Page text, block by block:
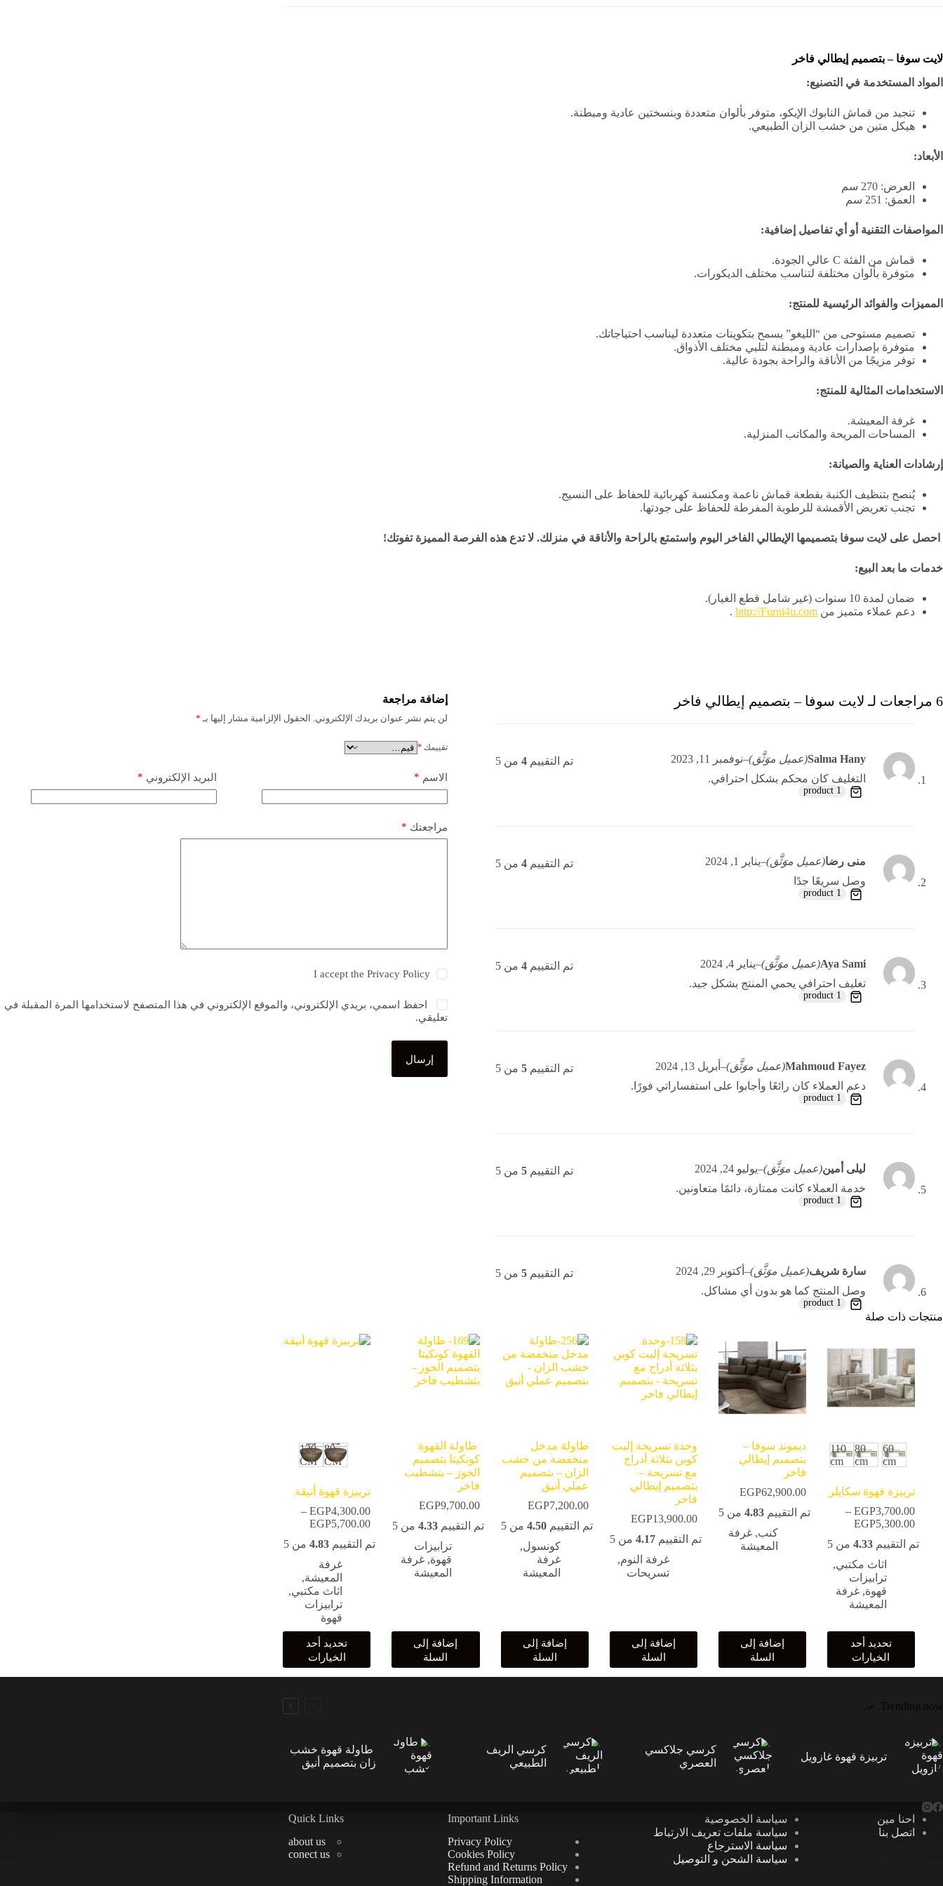
لايت سوفا – بتصميم إيطالي فاخر
المواد المستخدمة في التصنيع:
تنجيد من قماش النابوك الإيكو، متوفر بألوان متعددة وبنسختين عادية ومبطنة.
هيكل متين من خشب الزان الطبيعي.
الأبعاد:
العرض: 270 سم
العمق: 251 سم
المواصفات التقنية أو أي تفاصيل إضافية:
قماش من الفئة C عالي الجودة.
متوفرة بألوان مختلفة لتناسب مختلف الديكورات.
المميزات والفوائد الرئيسية للمنتج:
تصميم مستوحى من “الليغو” يسمح بتكوينات متعددة ليناسب احتياجاتك.
متوفرة بإصدارات عادية ومبطنة لتلبي مختلف الأذواق.
توفر مزيجًا من الأناقة والراحة بجودة عالية.
الاستخدامات المثالية للمنتج:
غرفة المعيشة.
المساحات المريحة والمكاتب المنزلية.
إرشادات العناية والصيانة:
يُنصح بتنظيف الكنبة بقطعة قماش ناعمة ومكنسة كهربائية للحفاظ على النسيج.
تجنب تعريض الأقمشة للرطوبة المفرطة للحفاظ على جودتها.
احصل على لايت سوفا بتصميمها الإيطالي الفاخر اليوم واستمتع بالراحة والأناقة في منزلك. لا تدع هذه الفرصة المميزة تفوتك!
خدمات ما بعد البيع:
ضمان لمدة 10 سنوات (غير شامل قطع الغيار).
دعم عملاء متميز من http://Furni4u.com
.
6 مراجعات لـ لايت سوفا – بتصميم إيطالي فاخر
تم التقييم4 من 5 Salma Hany(عميل موَثَّق)–نوفمبر 11, 2023
التغليف كان محكم بشكل احترافي.
1 product
تم التقييم4 من 5 منى رضا(عميل موَثَّق)–يناير 1, 2024
وصل سريعًا جدًا
1 product
تم التقييم4 من 5 Aya Sami(عميل موَثَّق)–يناير 4, 2024
تغليف احترافي يحمي المنتج بشكل جيد.
1 product
تم التقييم5 من 5 Mahmoud Fayez(عميل موَثَّق)– أبريل 13, 2024
دعم العملاء كان رائعًا وأجابوا على استفساراتي فورًا.
1 product
تم التقييم5 من 5 ليلى أمين(عميل موَثَّق)–يوليو 24, 2024
خدمة العملاء كانت ممتازة، دائمًا متعاونين.
1 product
تم التقييم5 من 5 سارة شريف(عميل موَثَّق)– أكتوبر 29, 2024
وصل المنتج كما هو بدون أي مشاكل.
1 product
إضافة مراجعة
لن يتم نشر عنوان بريدك الإلكتروني. الحقول الإلزامية مشار إليها بـ *
تقييمك *
الاسم * البريد الإلكتروني *
مراجعتك *
I accept thePrivacy Policy
احفظ اسمي، بريدي الإلكتروني، والموقع الإلكتروني في هذا المتصفح لاستخدامها المرة المقبلة في
تعليقي.
إرسال
منتجات ذات صلة
60
cm
80
cm
110
cm
تربيزة قهوة سكايلر
EGP3,700.00
–
EGP5,300.00
نطاق
من
خلال
تم التقييم 4.33من 5
اثاث مكتبي,
ترابيزات
قهوة, غرفة
المعيشة
تحديد أحد
الخياراتالعديد
من
الأشكال
لهذا
اختيار
الخيارات
على
ديموند سوفا –
بتصميم إيطالي
فاخر
EGP62,900.00
تم التقييم 4.83من 5
كنب,غرفة
المعيشة
إضافة إلى
السلة
وحدة تسريحة إليت
كوين بثلاثة أدراج
مع تسريحة –
بتصميم إيطالي
فاخر
EGP13,900.00
تم التقييم 4.17من 5
غرفة النوم,
تسريحات
إضافة إلى
السلة
طاولة مدخل
منخفضة من خشب
الزان – بتصميم
عملي أنيق
EGP7,200.00
تم التقييم 4.50من 5
كونسول,
غرفة
المعيشة
إضافة إلى
السلة
طاولة القهوة
كونكيتا بتصميم
الجوز – بتشطيب
فاخر
EGP9,700.00
تم التقييم4.33 من 5
ترابيزات
قهوة,غرفة
المعيشة
إضافة إلى
السلة
80
CM
120
CM
تربيزة قهوة أنيقة
EGP4,300.00
–
EGP5,700.00
نطاق
من
خلال
⁦EGP5,700.00⁩
تم التقييم4.83 من 5
غرفة
المعيشة,
اثاث مكتبي,
ترابيزات
قهوة
تحديد أحد
الخياراتالعديد
من
الأشكال
اختيار
الخيارات
على
Trending now
تربيزة قهوة غازويل
كرسي جلاكسي
العصري
كرسي الريف
الطبيعي
طاولة قهوة خشب
زان بتصميم أنيق
احنا مين
اتصل بنا
سياسة الخصوصية
سياسة ملفات تعريف الارتباط
سياسة الاسترجاع
سياسة الشحن و التوصيل
Important Links
Privacy Policy
Cookies Policy
Refund and Returns Policy
Shipping Information
Quick Links
about us
conect us